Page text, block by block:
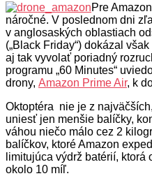
Pre
náročné. V poslednom dni
v anglosaských oblastiach
(„Black Friday“) dokázal
aj tak vyvolať poriadný
programu „60 Minutes“
drony, Amazon Prime Air, k
Oktoptéra nie je z
uniesť jen menšie balíčky,
váhou niečo málo cez 2
balíčkov, ktoré Amazon
limitujúca výdrž batérií, ktorá
okolo 10 míľ.